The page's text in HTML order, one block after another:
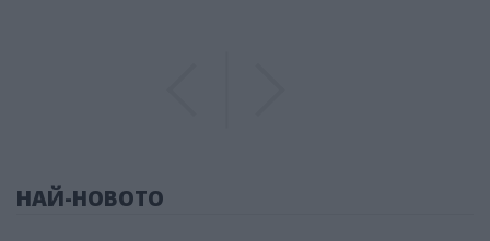
НАЙ-НОВОТО